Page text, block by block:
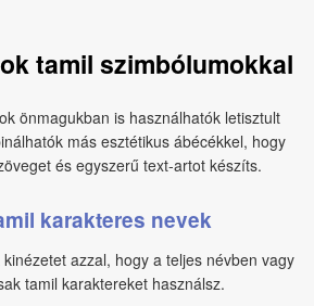
tamil szimbólumokkal
önmagukban is használhatók letisztult
más esztétikus ábécékkel, hogy
és egyszerű text‑artot készíts.
karakteres nevek
azzal, hogy a teljes névben vagy
tamil karaktereket használsz.